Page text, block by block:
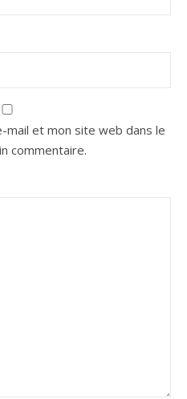
mail et mon site web dans le
commentaire.